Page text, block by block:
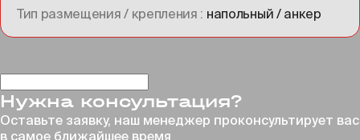
Тип размещения / крепления
напольный / анкер
Нужна консультация?
Оставьте заявку, наш менеджер проконсультирует вас
в самое ближайшее время